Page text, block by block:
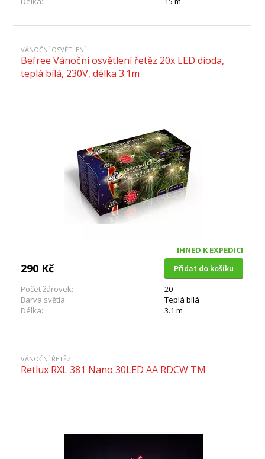
VÁNOČNÍ OSVĚTLENÍ
Befree Vánoční osvětlení řetěz 20x LED dioda,
teplá bílá, 230V, délka 3.1m
IHNED K EXPEDICI
290 Kč
Přidat do košíku
Počet žárovek:
20
Barva světla:
Teplá bílá
Délka:
3.1 m
VÁNOČNÍ ŘETĚZ
Retlux RXL 381 Nano 30LED AA RDCW TM